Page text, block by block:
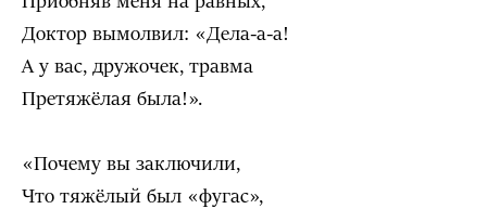
Доктор вымолвил: «Дела-а-а!
А у вас, дружочек, травма
Претяжёлая была!».
«Почему вы заключили,
Что тяжёлый был «фугас»,